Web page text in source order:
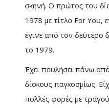
σκηνή. Ο πρώτος του
1978 με τίτλο For Yoυ,
έγινε από τον δεύτερο
το 1979.
Έχει πουλήσει πάνω
δίσκους παγκοσμίως.
πολλές φορές με